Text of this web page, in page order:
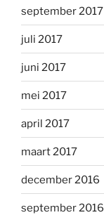
september 2017
juli 2017
juni 2017
mei 2017
april 2017
maart 2017
december 2016
september 2016